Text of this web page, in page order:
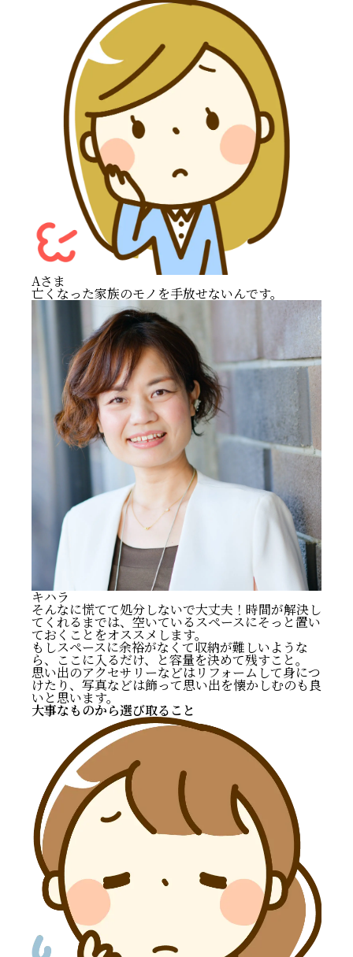
Aさま
亡くなった家族のモノを手放せないんです。
キハラ
そんなに慌てて処分しないで大丈夫！時間が解決し
てくれるまでは、空いているスペースにそっと置い
ておくことをオススメします。
もしスペースに余裕がなくて収納が難しいような
ら、ここに入るだけ、と容量を決めて残すこと。
思い出のアクセサリーなどはリフォームして身につ
けたり、写真などは飾って思い出を懐かしむのも良
いと思います。
大事なものから選び取ること